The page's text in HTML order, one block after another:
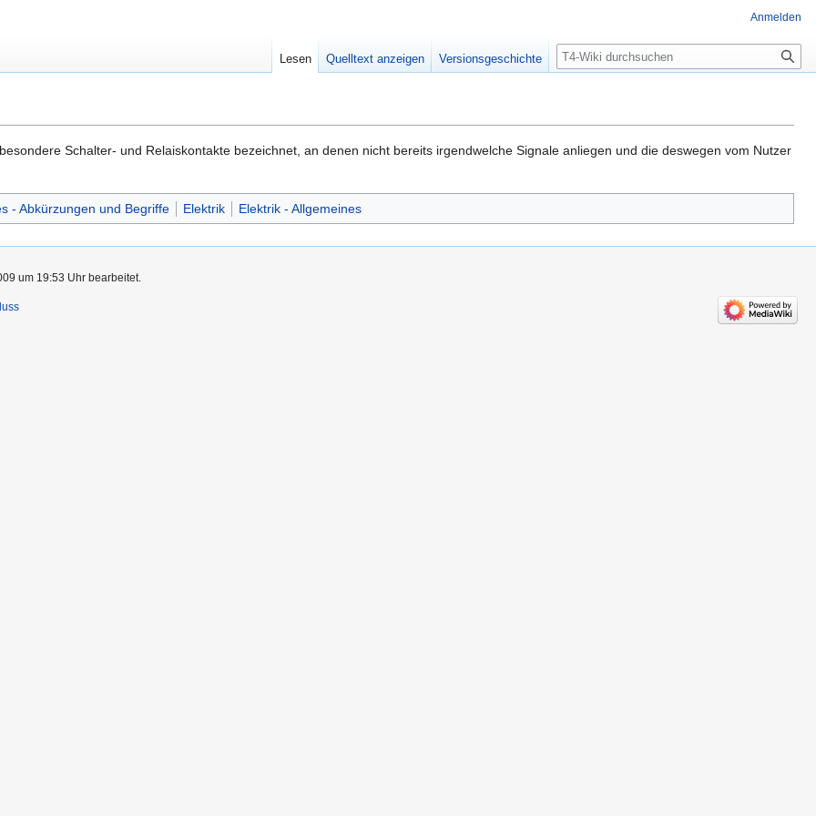
Schalter- und Relaiskontakte bezeichnet, an denen nicht bereits irgendwelche Signale anliegen und die deswegen vom Nutzer
- Abkürzungen und Begriffe Elektrik Elektrik - Allgemeines
Anmelden
Lesen Quelltext anzeigen Versionsgeschichte Suche
um 19:53 Uhr bearbeitet.